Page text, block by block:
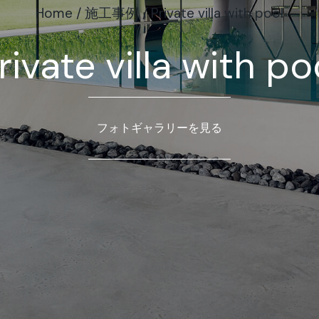
Home / 施工事例/Private villa with pool
villa with
フォトギャラリーを見る